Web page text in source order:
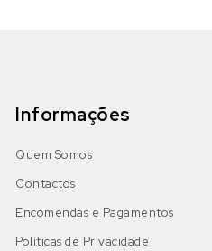
Informações
Quem Somos
Contactos
Encomendas e Pagamentos
Políticas de Privacidade